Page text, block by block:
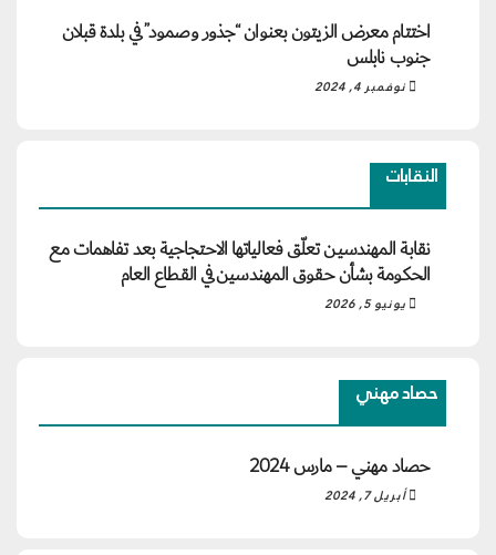
اختتام معرض الزيتون بعنوان “جذور وصمود” في بلدة قبلان
جنوب نابلس
نوفمبر 4, 2024
النقابات
نقابة المهندسين تعلّق فعالياتها الاحتجاجية بعد تفاهمات مع
الحكومة بشأن حقوق المهندسين في القطاع العام
يونيو 5, 2026
حصاد مهني
حصاد مهني – مارس 2024
أبريل 7, 2024